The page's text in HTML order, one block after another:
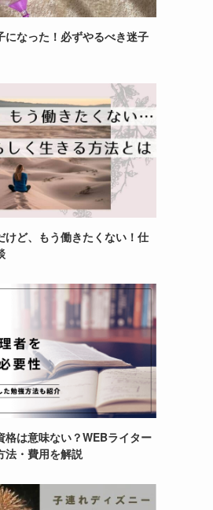
になった！必ずやるべき迷子
けど、もう働きたくない！仕
格は意味ない？WEBライター
法・費用を解説